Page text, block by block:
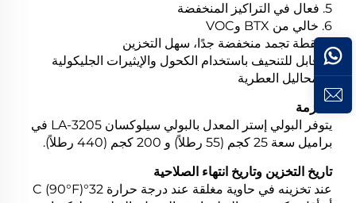
5. فعال في التراكيز المنخفضة
6. خالي من BTX وVOC
7. نقطة تجمد منخفضة جدًا، سهل التخزين
8. قابل للتنحيف باستخدام الكحول والإيثيرات الجليكولية
والمحاليل العطرية
الحزمة
يتوفر البولي إستر المعدل بالبولي سيلوكسان LA-3205 في
براميل سعة 25 كجم (55 رطلاً) و 200 كجم (440 رطلاً).
تاريخ التخزين وتاريخ انتهاء الصلاحية
عند تخزينه في حاوية مغلقة عند درجة حرارة 32°C (90°F)